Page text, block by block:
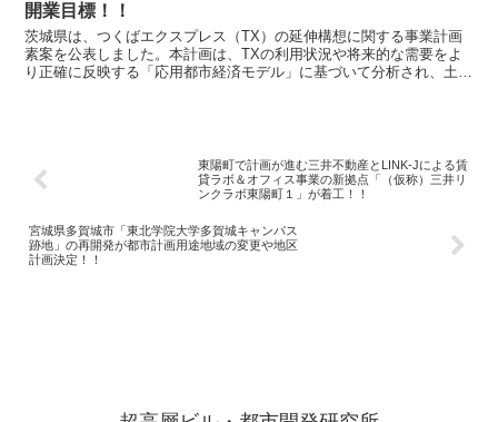
開業目標！！
茨城県は、つくばエクスプレス（TX）の延伸構想に関する事業計画
素案を公表しました。本計画は、TXの利用状況や将来的な需要をよ
り正確に反映する「応用都市経済モデル」に基づいて分析され、土浦
東陽町で計画が進む三井不動産とLINK-Jによる賃
貸ラボ＆オフィス事業の新拠点「（仮称）三井リ
ンクラボ東陽町１」が着工！！
宮城県多賀城市「東北学院大学多賀城キャンパス
跡地」の再開発が都市計画用途地域の変更や地区
計画決定！！